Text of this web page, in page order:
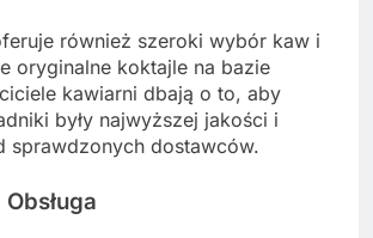
również szeroki wybór kaw i
oryginalne koktajle na bazie
kawiarni dbają o to, aby
były najwyższej jakości i
sprawdzonych dostawców.